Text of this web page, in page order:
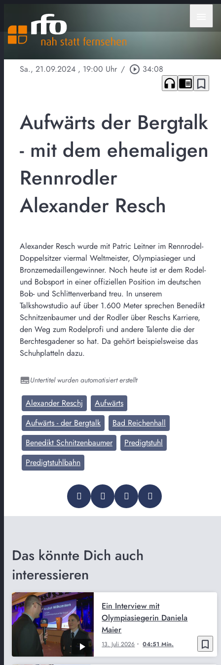
Sa., 21.09.2024 , 19:00 Uhr / play_circle_outline 34:08
headphones chrome_reader_mode bookmark_border
Aufwärts der Bergtalk
- mit dem ehemaligen
Rennrodler
Alexander Resch
Alexander Resch wurde mit Patric Leitner im Rennrodel-
Doppelsitzer viermal Weltmeister, Olympiasieger und
Bronzemedaillengewinner. Noch heute ist er dem Rodel-
und Bobsport in einer offiziellen Position im deutschen
Bob- und Schlittenverband treu. In unserem
Talkshowstudio auf über 1.600 Meter sprechen Benedikt
Schnitzenbaumer und der Rodler über Reschs Karriere,
den Weg zum Rodelprofi und andere Talente die der
Berchtesgadener so hat. Da gehört beispielsweise das
Schuhplatteln dazu.
Untertitel wurden automatisiert erstellt
Alexander Reschj
Aufwärts
Aufwärts - der Bergtalk
Bad Reichenhall
Benedikt Schnitzenbaumer
Predigtstuhl
Predigtstuhlbahn
Das könnte Dich auch
interessieren
bookmark_border
13. Juli 2026 04:51 Min.
Ein Interview mit
Olympiasiegerin Daniela
Maier